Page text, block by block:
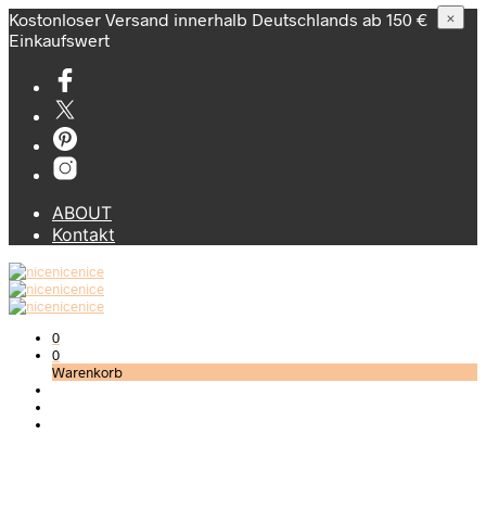
Kostonloser Versand innerhalb Deutschlands ab 150 €
Einkaufswert
ABOUT
Kontakt
0
0
Warenkorb
×